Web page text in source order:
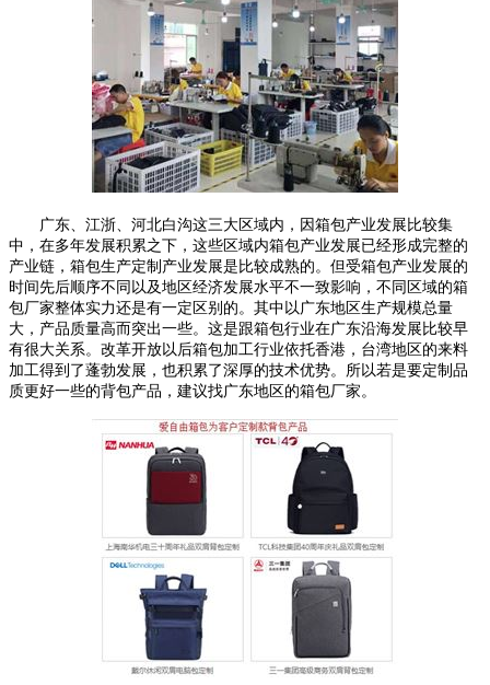
广东、江浙、河北白沟这三大区域内，因箱包产业发展比较集
中，在多年发展积累之下，这些区域内箱包产业发展已经形成完整的
产业链，箱包生产定制产业发展是比较成熟的。但受箱包产业发展的
时间先后顺序不同以及地区经济发展水平不一致影响，不同区域的箱
包厂家整体实力还是有一定区别的。其中以广东地区生产规模总量
大，产品质量高而突出一些。这是跟箱包行业在广东沿海发展比较早
有很大关系。改革开放以后箱包加工行业依托香港，台湾地区的来料
加工得到了蓬勃发展，也积累了深厚的技术优势。所以若是要定制品
质更好一些的背包产品，建议找广东地区的箱包厂家。